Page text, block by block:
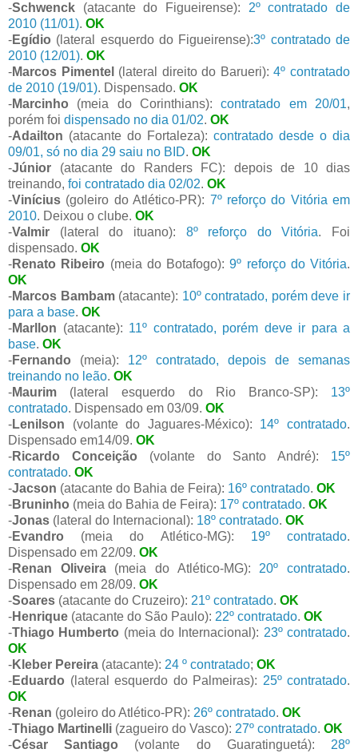
-Schwenck (atacante do Figueirense): 2º contratado de
2010 (11/01). OK
-Egídio (lateral esquerdo do Figueirense):3º contratado de
2010 (12/01). OK
-Marcos Pimentel (lateral direito do Barueri):4º contratado
de 2010 (19/01). Dispensado. OK
-Marcinho (meia do Corinthians):contratado em 20/01,
porém foi dispensado no dia 01/02. OK
-Adailton (atacante do Fortaleza): contratado desde o dia
09/01, só no dia 29 saiu no BID. OK
-Júnior (atacante do Randers FC): depois de 10 dias
treinando, foi contratado dia 02/02. OK
-Vinícius (goleiro do Atlético-PR): 7º reforço do Vitória em
2010. Deixou o clube. OK
-Valmir (lateral do ituano): 8º reforço do Vitória. Foi
dispensado. OK
-Renato Ribeiro (meia do Botafogo):9º reforço do Vitória.
OK
-Marcos Bambam(atacante): 10º contratado, porém deve ir
para a base. OK
-Marllon (atacante): 11º contratado, porém deve ir para a
base. OK
-Fernando (meia): 12º contratado, depois de semanas
treinando no leão. OK
-Maurim (lateral esquerdo do Rio Branco-SP): 13º
contratado. Dispensado em 03/09. OK
-Lenilson (volante do Jaguares-México): 14º contratado.
Dispensado em14/09. OK
-Ricardo Conceição (volante do Santo André): 15º
contratado. OK
-Jacson (atacante do Bahia de Feira): 16º contratado. OK
-Bruninho (meia do Bahia de Feira): 17º contratado. OK
-Jonas (lateral do Internacional): 18º contratado. OK
-Evandro (meia do Atlético-MG): 19º contratado.
Dispensado em 22/09. OK
-Renan Oliveira(meia do Atlético-MG): 20º contratado.
Dispensado em 28/09. OK
-Soares (atacante do Cruzeiro): 21º contratado. OK
-Henrique (atacante do São Paulo): 22º contratado. OK
-Thiago Humberto (meia do Internacional): 23º contratado.
OK
-Kleber Pereira (atacante): 24 º contratado; OK
-Eduardo (lateral esquerdo do Palmeiras): 25º contratado.
OK
-Renan (goleiro do Atlético-PR): 26º contratado. OK
-Thiago Martinelli (zagueiro do Vasco): 27º contratado. OK
-César Santiago (volante do Guaratinguetá): 28º